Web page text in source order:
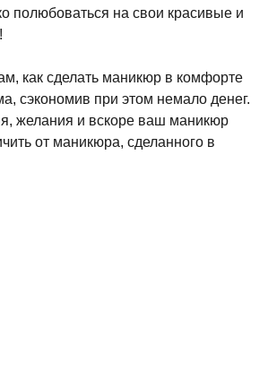
полюбоваться на свои красивые и
как сделать маникюр в комфорте
сэкономив при этом немало денег.
желания и вскоре ваш маникюр
от маникюра, сделанного в